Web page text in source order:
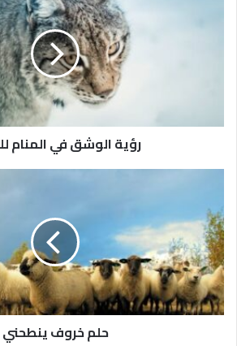
رؤية الوشق في المنام
حلم خروف ينطحني